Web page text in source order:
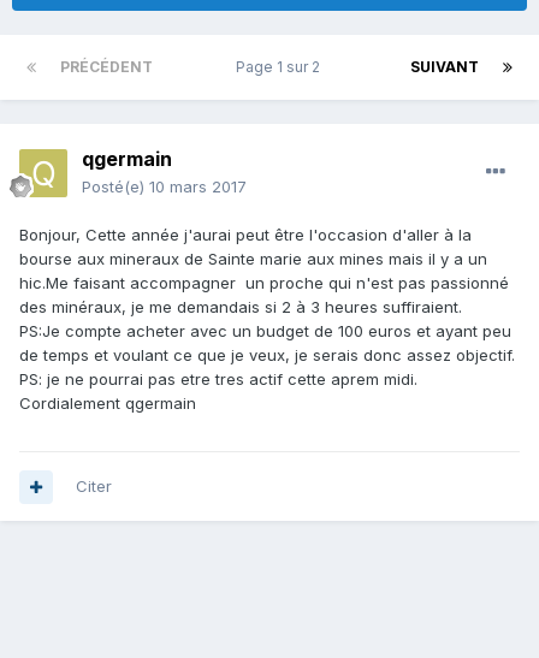
PRÉCÉDENT SUIVANT
Page 1 sur 2
qgermain
Posté(e) 10 mars 2017
Bonjour, Cette année j'aurai peut être l'occasion d'aller à la
bourse aux mineraux de Sainte marie aux mines mais il y a un
hic.Me faisant accompagner un proche qui n'est pas passionné
des minéraux, je me demandais si 2 à 3 heures suffiraient.
PS:Je compte acheter avec un budget de 100 euros et ayant peu
de temps et voulant ce que je veux, je serais donc assez objectif.
PS: je ne pourrai pas etre tres actif cette aprem midi.
Cordialement qgermain
Citer